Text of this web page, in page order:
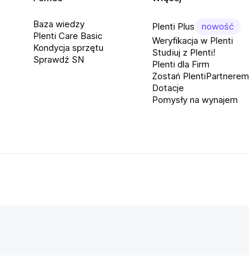
Zasilanie: Sieciowe
Wbudowana zmiana biegów: Tak
Programowalne przyciski: Nie
Baza wiedzy
Plenti Care Basic
Kondycja sprzętu
Sprawdź SN
Plenti Plus
nowość
Weryfikacja w Plenti
Studiuj z Plenti!
Plenti dla Firm
Zostań PlentiPartnerem
Dotacje
Pomysły na wynajem